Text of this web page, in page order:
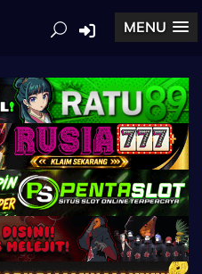
MENU